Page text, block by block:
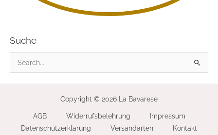
Suche
Copyright © 2026 La Bavarese
AGB Widerrufsbelehrung
Impressum
Datenschutzerklärung
Versandarten Kontakt